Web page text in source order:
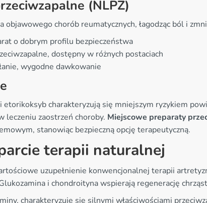
(NLPZ)
chorób reumatycznych, łagodząc ból i
o dobrym profilu bezpieczeństwa
dostępny w różnych postaciach
wygodne dawkowanie
etorikoksyb charakteryzują się mniejszym ryzykiem
leczeniu zaostrzeń choroby. Miejscowe preparaty
stanowiąc bezpieczną opcję terapeutyczną.
terapii naturalnej
uzupełnienie konwencjonalnej terapii
i chondroityna wspierają regenerację
charakteryzuje się silnymi właściwościami